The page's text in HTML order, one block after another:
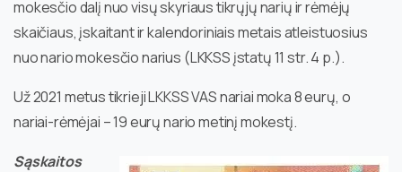
mokesčio dalį nuo visų skyriaus tikrųjų narių ir rėmėjų
skaičiaus, įskaitant ir kalendoriniais metais atleistuosius
nuo nario mokesčio narius (LKKSS įstatų 11 str. 4 p.).
Už 2021 metus tikrieji LKKSS VAS nariai moka 8 eurų, o
nariai-rėmėjai – 19 eurų nario metinį mokestį.
Sąskaitos